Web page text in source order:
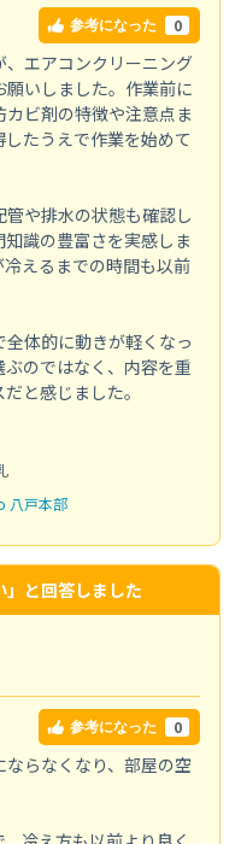
参考になった 0
エアコンクリーニング
いしました。作業前に
ビ剤の特徴や注意点ま
たうえで作業を始めて
や排水の状態も確認し
識の豊富さを実感しま
えるまでの時間も以前
体的に動きが軽くなっ
のではなく、内容を重
と感じました。
八戸本部
」と回答しました
参考になった 0
らなくなり、部屋の空